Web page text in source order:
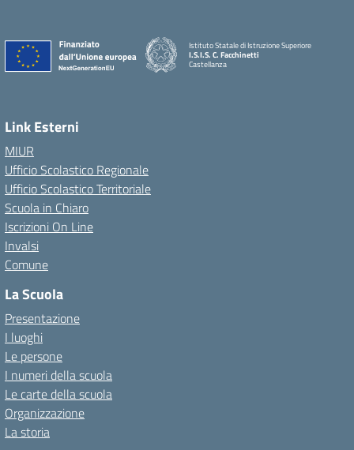
Istituto Statale di Istruzione Superiore
I.S.I.S. C. Facchinetti
Castellanza
Link Esterni
MIUR
Ufficio Scolastico Regionale
Ufficio Scolastico Territoriale
Scuola in Chiaro
Iscrizioni On Line
Invalsi
Comune
La Scuola
Presentazione
I luoghi
Le persone
I numeri della scuola
Le carte della scuola
Organizzazione
La storia